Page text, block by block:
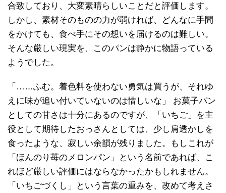
合致しており、大変素晴らしいことだと評価します。
しかし、素材そのものの力が弱ければ、どんなに手間
をかけても、食べ手にその想いを届けるのは難しい。
そんな厳しい現実を、このパンは静かに物語っている
ようでした。
「……ふむ。着色料を使わない勇気は買うが、それゆ
えに味が追い付いていないのは惜しいな」 お菓子パン
としての甘さは十分にあるのですが、「いちご」を主
役として期待したおっさんとしては、少し肩透かしを
食ったような、寂しい余韻が残りました。もしこれが
「ほんのり苺のメロンパン」という名前であれば、こ
れほど厳しい評価にはならなかったかもしれません。
「いちごづくし」という言葉の重みを、改めて考えさ